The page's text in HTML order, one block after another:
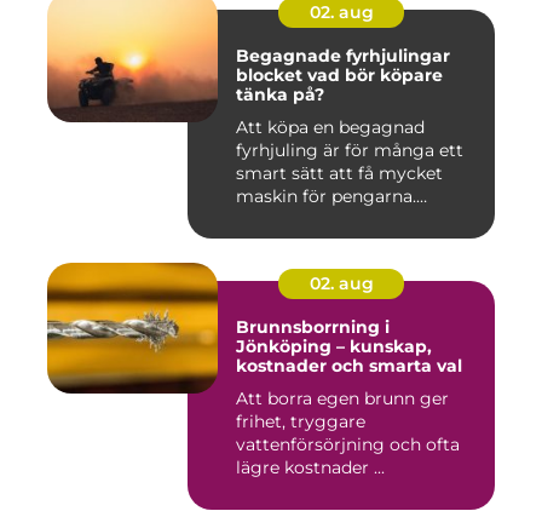
02. aug
Begagnade fyrhjulingar
blocket vad bör köpare
tänka på?
Att köpa en begagnad
fyrhjuling är för många ett
smart sätt att få mycket
maskin för pengarna.
02. aug
Brunnsborrning i
Jönköping – kunskap,
kostnader och smarta val
Att borra egen brunn ger
frihet, tryggare
vattenförsörjning och ofta
lägre kostnader ...